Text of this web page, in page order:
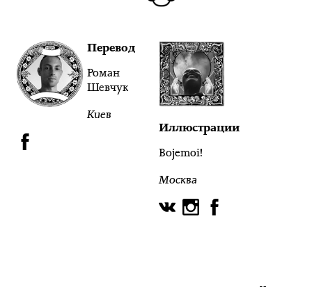
Перевод
Роман
Шевчук
Киев
Иллюстрации
Bojemoi!
Москва